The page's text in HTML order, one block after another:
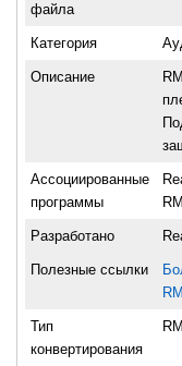
файла
Категория
Описание
Ассоциированные
программы
Разработано
Полезные ссылки
Тип
конвертирования